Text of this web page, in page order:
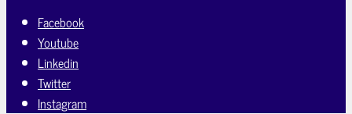
Facebook
Youtube
Linkedin
Twitter
Instagram